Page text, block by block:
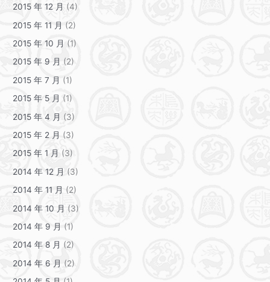
2015 年 12 月 (4)
2015 年 11 月 (2)
2015 年 10 月 (1)
2015 年 9 月 (2)
2015 年 7 月 (1)
2015 年 5 月 (1)
2015 年 4 月 (3)
2015 年 2 月 (3)
2015 年 1 月 (3)
2014 年 12 月 (3)
2014 年 11 月 (2)
2014 年 10 月 (3)
2014 年 9 月 (1)
2014 年 8 月 (2)
2014 年 6 月 (2)